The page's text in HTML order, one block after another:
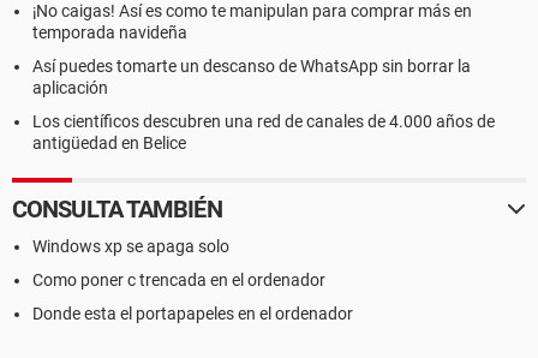
¡No caigas! Así es como te manipulan para comprar más en
temporada navideña
Así puedes tomarte un descanso de WhatsApp sin borrar la
aplicación
Los científicos descubren una red de canales de 4.000 años de
antigüedad en Belice
CONSULTA TAMBIÉN
Windows xp se apaga solo
Como poner c trencada en el ordenador
Donde esta el portapapeles en el ordenador